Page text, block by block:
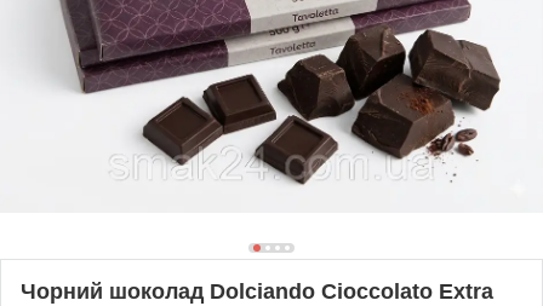
Чорний шоколад Dolciando Cioccolato Extra